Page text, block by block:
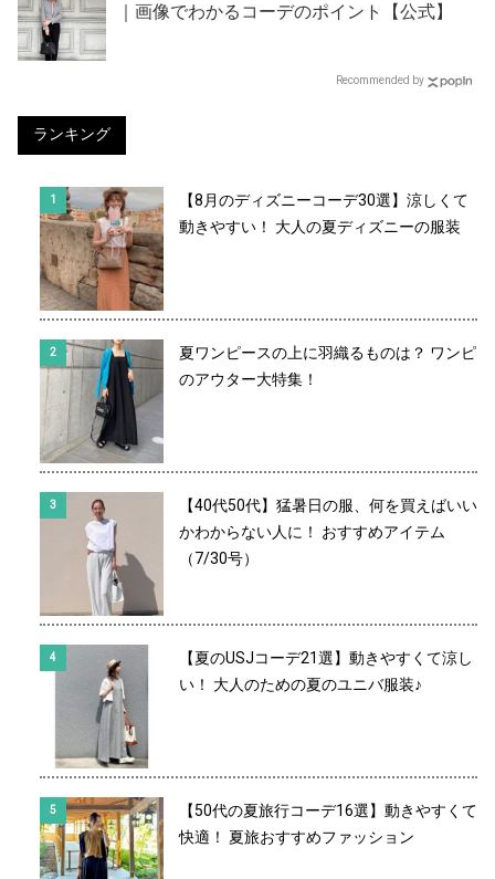
｜画像でわかるコーデのポイント【公式】
Recommended by
ランキング
【8月のディズニーコーデ30選】涼しくて
動きやすい！ 大人の夏ディズニーの服装
夏ワンピースの上に羽織るものは？ ワンピ
のアウター大特集！
【40代50代】猛暑日の服、何を買えばいい
かわからない人に！ おすすめアイテム
（7/30号）
【夏のUSJコーデ21選】動きやすくて涼し
い！ 大人のための夏のユニバ服装♪
【50代の夏旅行コーデ16選】動きやすくて
快適！ 夏旅おすすめファッション